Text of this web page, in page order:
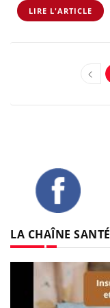
LIRE L'ARTICLE
LA CHAÎNE SANTÉ